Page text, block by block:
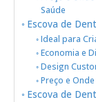
Saúde
Escova de
Ideal para
Economia e
Design
Preço e
Escova de